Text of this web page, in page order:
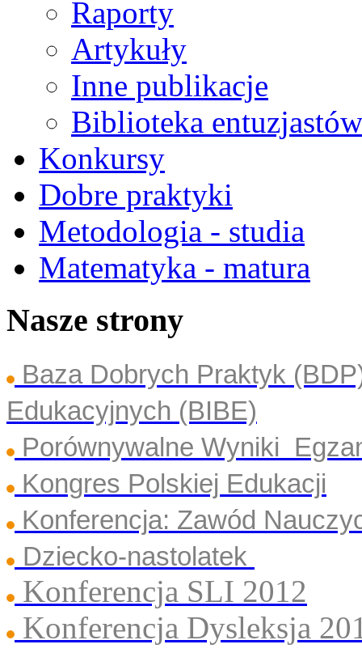
Raporty
Artykuły
Inne publikacje
Biblioteka
Konkursy
Dobre praktyki
Metodologia - studia
Matematyka - matura
Nasze strony
Baza Dobrych Praktyk
Edukacyjnych (BIBE)
Porównywalne Wyniki
Kongres Polskiej Edukacji
Konferencja: Zawód
Dziecko-nastolatek
Konferencja SLI 2012
Konferencja Dysleksja